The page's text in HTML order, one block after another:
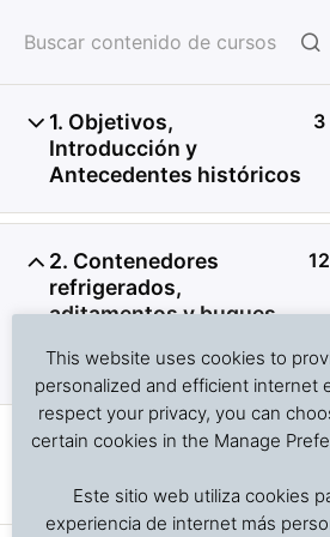
Previous Slide
Investigación de daños a
temperatura, ventilación,
producto, embalaje, estiba y
Transporte refrigerado
1. Objetivos,
Introducción y
Antecedentes históricos
3
2. Contenedores
refrigerados,
aditamentos y buques
carga refrigerada
12
2.1 Tipo de contenedores
de seriales
This website uses cookies to
personalized and efficient internet
respect your privacy, you can
certain cookies in the Manage
Este sitio web utiliza cookies
experiencia de internet más